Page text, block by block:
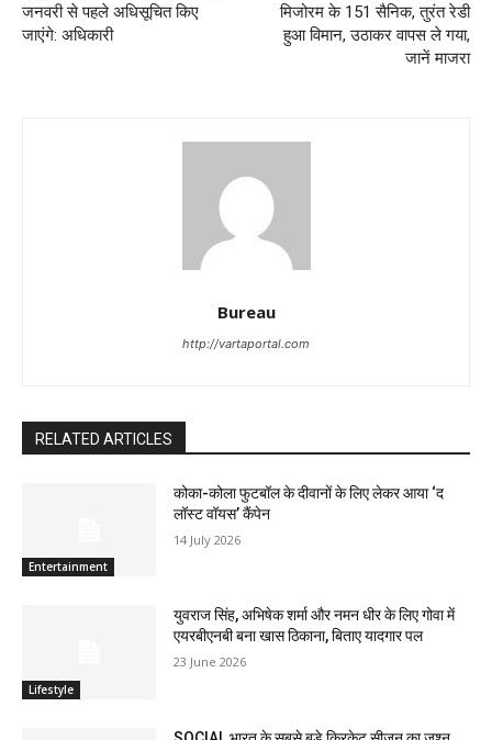
जनवरी से पहले अधिसूचित किए
जाएंगे: अधिकारी
मिजोरम के 151 सैनिक, तुरंत रेडी
हुआ विमान, उठाकर वापस ले गया,
जानें माजरा
Bureau
http://vartaportal.com
RELATED ARTICLES
Entertainment
कोका-कोला फुटबॉल के दीवानों के लिए लेकर आया ‘द
लॉस्‍ट वॉयस’ कैंपेन
14 July 2026
Lifestyle
युवराज सिंह, अभिषेक शर्मा और नमन धीर के लिए गोवा में
एयरबीएनबी बना खास ठिकाना, बिताए यादगार पल
23 June 2026